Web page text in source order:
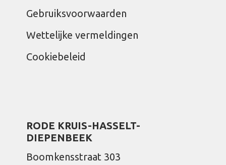
Gebruiksvoorwaarden
Wettelijke vermeldingen
Cookiebeleid
RODE KRUIS-HASSELT-
DIEPENBEEK
Boomkensstraat 303